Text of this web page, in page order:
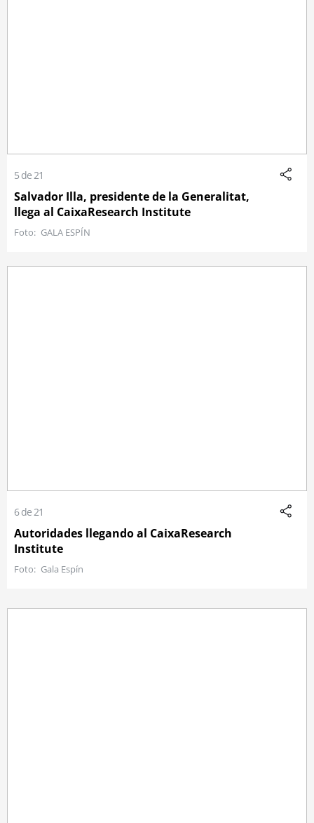
5 de 21
Salvador Illa, presidente de la Generalitat,
llega al CaixaResearch Institute
GALA ESPÍN
6 de 21
Autoridades llegando al CaixaResearch
Institute
Gala Espín